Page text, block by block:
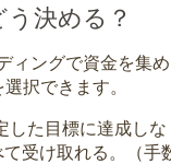
う決める？
ィングで資金を集
択できます。
した目標に達成しな
受け取れる。（手